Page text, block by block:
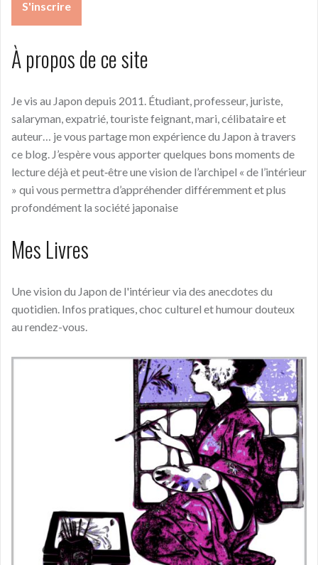
À propos de ce site
Je vis au Japon depuis 2011. Étudiant, professeur, juriste,
salaryman, expatrié, touriste feignant, mari, célibataire et
auteur… je vous partage mon expérience du Japon à travers
ce blog. J’espère vous apporter quelques bons moments de
lecture déjà et peut‑être une vision de l’archipel « de l’intérieur
» qui vous permettra d’appréhender différemment et plus
profondément la société japonaise
Mes Livres
Une vision du Japon de l'intérieur via des anecdotes du
quotidien. Infos pratiques, choc culturel et humour douteux
au rendez-vous.